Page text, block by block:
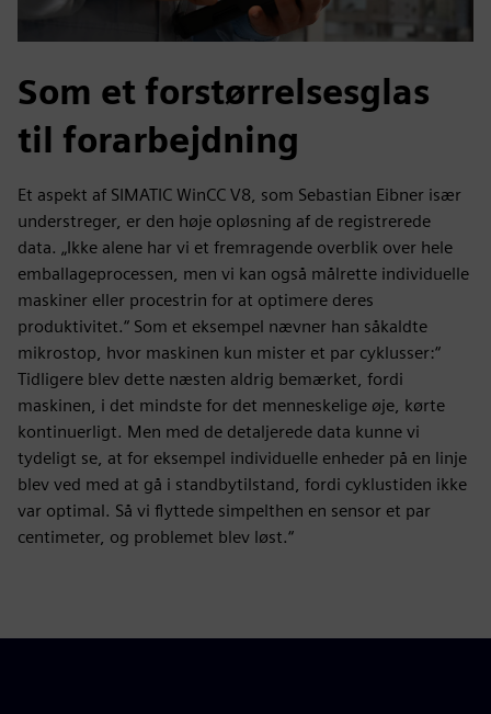
Som et forstørrelsesglas
til forarbejdning
Et aspekt af SIMATIC WinCC V8, som Sebastian Eibner især
understreger, er den høje opløsning af de registrerede
data. „Ikke alene har vi et fremragende overblik over hele
emballageprocessen, men vi kan også målrette individuelle
maskiner eller procestrin for at optimere deres
produktivitet.“ Som et eksempel nævner han såkaldte
mikrostop, hvor maskinen kun mister et par cyklusser:“
Tidligere blev dette næsten aldrig bemærket, fordi
maskinen, i det mindste for det menneskelige øje, kørte
kontinuerligt. Men med de detaljerede data kunne vi
tydeligt se, at for eksempel individuelle enheder på en linje
blev ved med at gå i standbytilstand, fordi cyklustiden ikke
var optimal. Så vi flyttede simpelthen en sensor et par
centimeter, og problemet blev løst.“